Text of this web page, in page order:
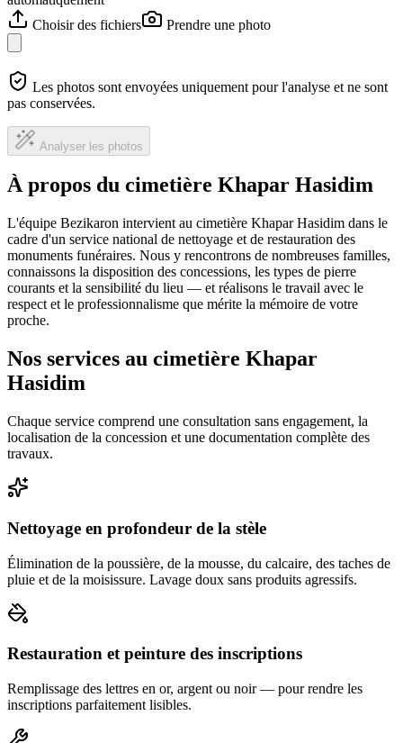
Choisir des fichiers
Prendre une photo
Les photos sont envoyées uniquement pour l'analyse et ne sont
pas conservées.
Analyser les photos
À propos du cimetière Khapar Hasidim
L'équipe Bezikaron intervient au cimetière Khapar Hasidim dans le
cadre d'un service national de nettoyage et de restauration des
monuments funéraires. Nous y rencontrons de nombreuses familles,
connaissons la disposition des concessions, les types de pierre
courants et la sensibilité du lieu — et réalisons le travail avec le
respect et le professionnalisme que mérite la mémoire de votre
proche.
Nos services au cimetière Khapar
Hasidim
Chaque service comprend une consultation sans engagement, la
localisation de la concession et une documentation complète des
travaux.
Nettoyage en profondeur de la stèle
Élimination de la poussière, de la mousse, du calcaire, des taches de
pluie et de la moisissure. Lavage doux sans produits agressifs.
Restauration et peinture des inscriptions
Remplissage des lettres en or, argent ou noir — pour rendre les
inscriptions parfaitement lisibles.